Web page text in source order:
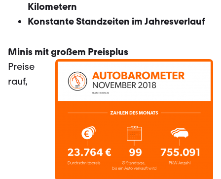
Kilometern
Konstante Standzeiten im Jahresverlauf
Minis mit großem Preisplus
Preise
rauf,